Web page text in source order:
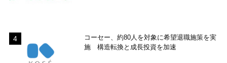
コーセー、約80人を対象に希望退職施策を実
施 構造転換と成長投資を加速